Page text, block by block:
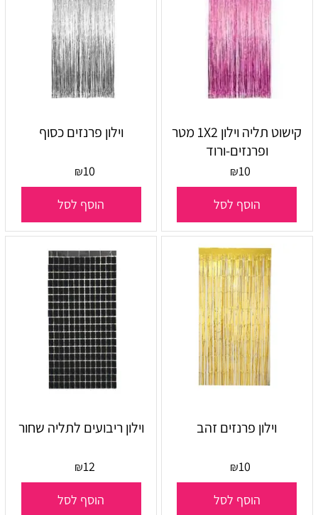
קישוט תליה וילון 1X2 מטר
ופרנזים-ורוד
₪10
הוסף לסל
וילון פרנזים כסוף
₪10
הוסף לסל
וילון פרנזים זהב
₪10
הוסף לסל
וילון ריבועים לתליה שחור
₪12
הוסף לסל